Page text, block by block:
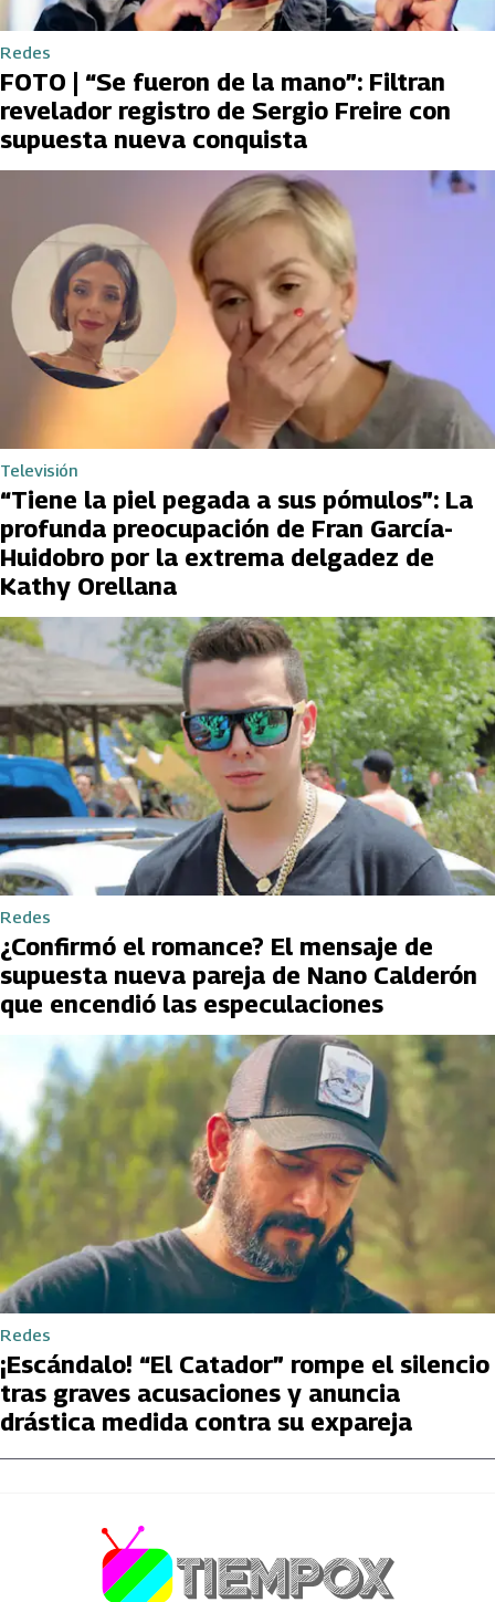
Redes
FOTO | “Se fueron de la mano”: Filtran
revelador registro de Sergio Freire con
supuesta nueva conquista
Televisión
“Tiene la piel pegada a sus pómulos”: La
profunda preocupación de Fran García-
Huidobro por la extrema delgadez de
Kathy Orellana
Redes
¿Confirmó el romance? El mensaje de
supuesta nueva pareja de Nano Calderón
que encendió las especulaciones
Redes
¡Escándalo! “El Catador” rompe el silencio
tras graves acusaciones y anuncia
drástica medida contra su expareja